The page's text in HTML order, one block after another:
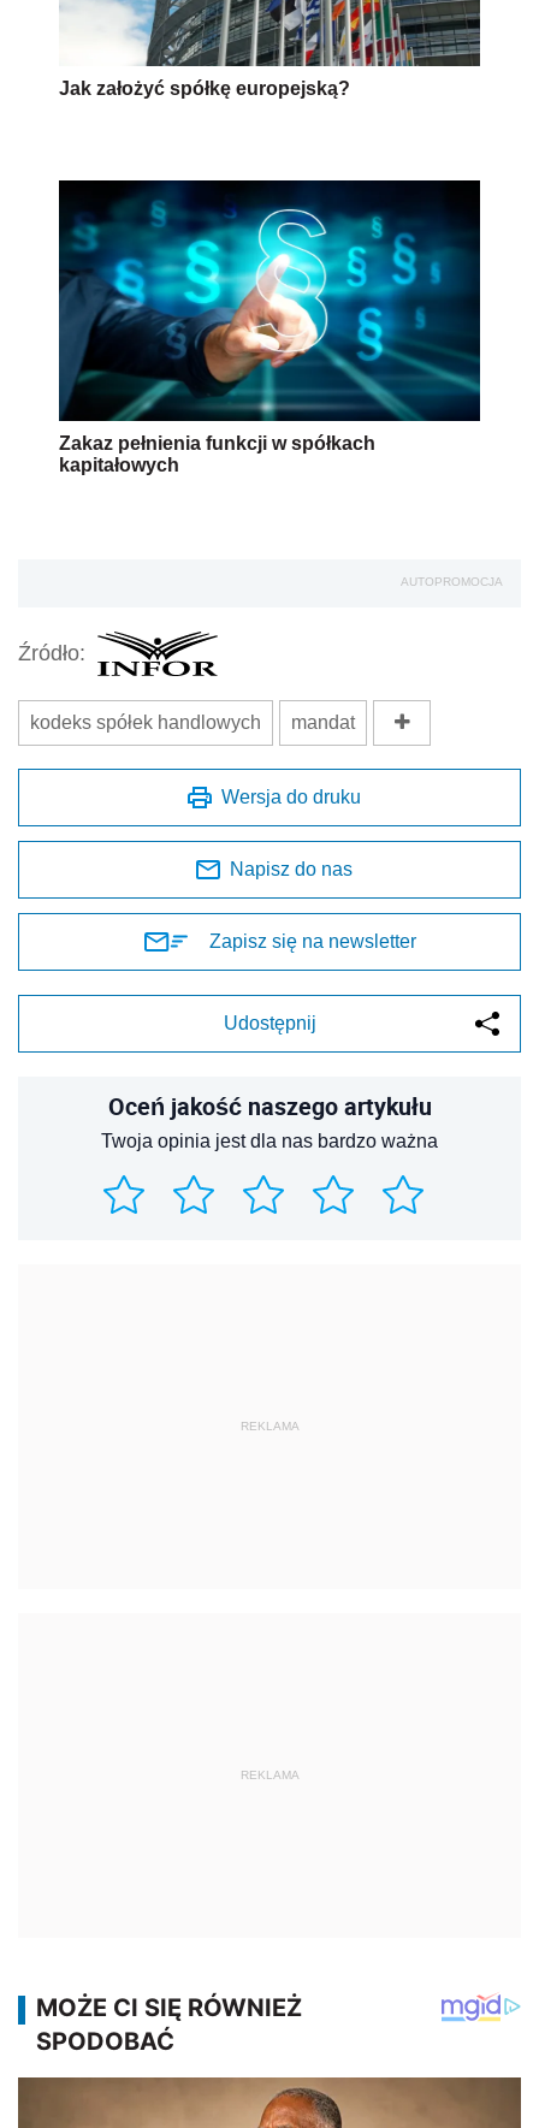
Jak założyć spółkę europejską?
Zakaz pełnienia funkcji w spółkach
kapitałowych
AUTOPROMOCJA
Źródło:
kodeks spółek handlowych mandat
Wersja do druku
Napisz do nas
Zapisz się na newsletter
Udostępnij
Oceń jakość naszego artykułu
Twoja opinia jest dla nas bardzo ważna
REKLAMA
REKLAMA